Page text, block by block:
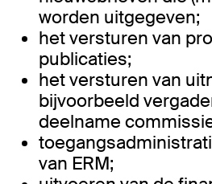
worden uitgegeven;
het versturen van
publicaties;
het versturen van
bijvoorbeeld
deelname
van ERM;